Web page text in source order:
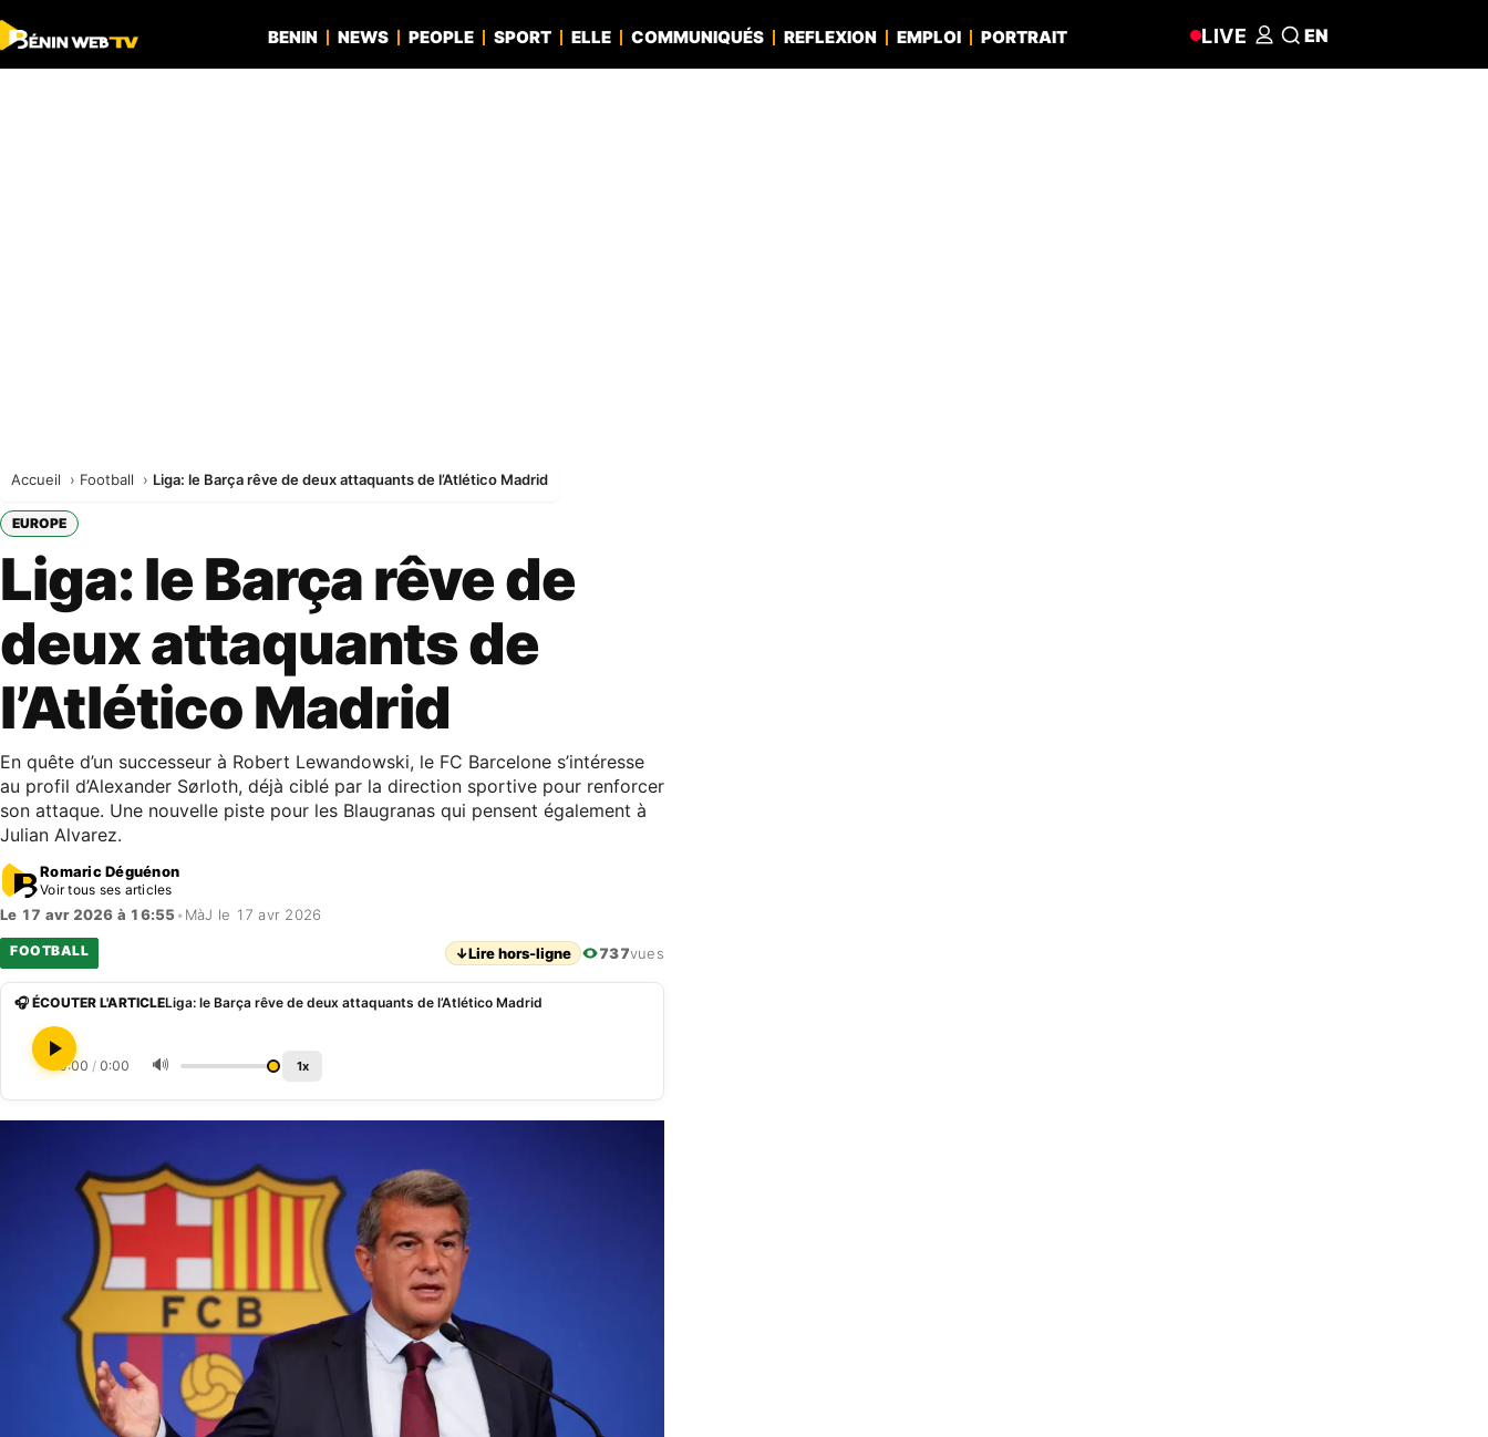
BENIN NEWS PEOPLE SPORT ELLE COMMUNIQUÉS REFLEXION EMPLOI PORTRAIT LIVE EN
Accueil Football Liga: le Barça rêve de deux attaquants de l’Atlético Madrid
EUROPE
Liga: le Barça rêve de
deux attaquants de
l’Atlético Madrid
En quête d’un successeur à Robert Lewandowski, le FC Barcelone s’intéresse
au profil d’Alexander Sørloth, déjà ciblé par la direction sportive pour renforcer
son attaque. Une nouvelle piste pour les Blaugranas qui pensent également à
Julian Alvarez.
Romaric Déguénon
Voir tous ses articles
Le 17 avr 2026 à 16:55 • MàJ le 17 avr 2026
FOOTBALL ↓Lire hors-ligne 737vues
🎧 ÉCOUTER L'ARTICLELiga: le Barça rêve de deux attaquants de l’Atlético Madrid
0:00 / 0:00 🔊 1x